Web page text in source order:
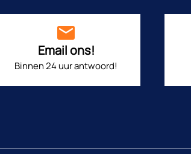
Email ons!
Binnen 24 uur antwoord!